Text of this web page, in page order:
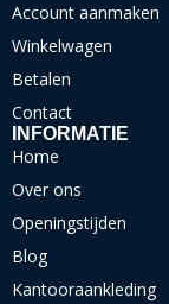
Account aanmaken
Winkelwagen
Betalen
Contact
INFORMATIE
Home
Over ons
Openingstijden
Blog
Kantooraankleding